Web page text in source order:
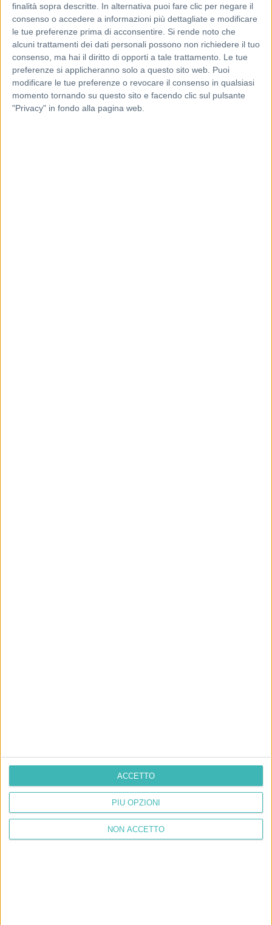
finalità sopra descritte. In alternativa puoi fare clic per negare il
consenso o accedere a informazioni più dettagliate e modificare
le tue preferenze prima di acconsentire. Si rende noto che
alcuni trattamenti dei dati personali possono non richiedere il tuo
consenso, ma hai il diritto di opporti a tale trattamento. Le tue
preferenze si applicheranno solo a questo sito web. Puoi
modificare le tue preferenze o revocare il consenso in qualsiasi
momento tornando su questo sito e facendo clic sul pulsante
"Privacy" in fondo alla pagina web.
PIÙ OPZIONI
NON ACCETTO
ACCETTO